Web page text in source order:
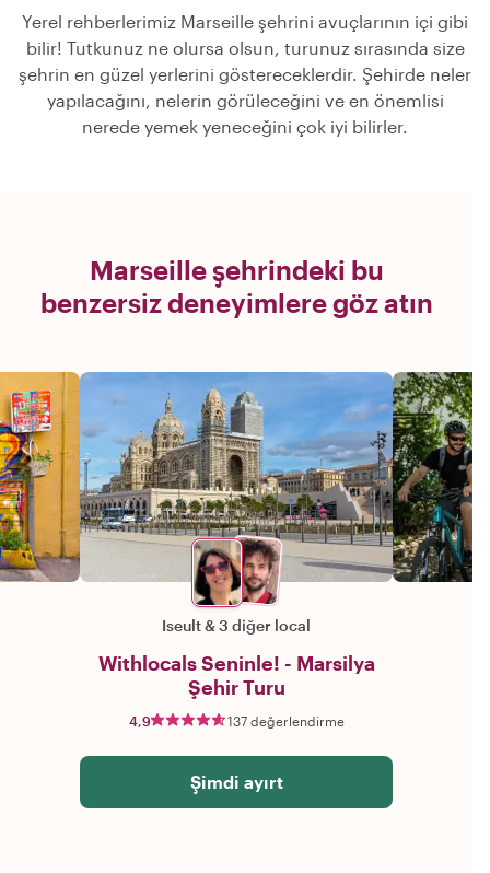
Yerel rehberlerimiz Marseille şehrini avuçlarının içi gibi
bilir! Tutkunuz ne olursa olsun, turunuz sırasında size
şehrin en güzel yerlerini göstereceklerdir. Şehirde neler
yapılacağını, nelerin görüleceğini ve en önemlisi
nerede yemek yeneceğini çok iyi bilirler.
Marseille şehrindeki bu
benzersiz deneyimlere göz atın
Iseult&3 diğer local
Withlocals Seninle! - Marsilya
Şehir Turu
4,9 137 değerlendirme
Şimdi ayırt